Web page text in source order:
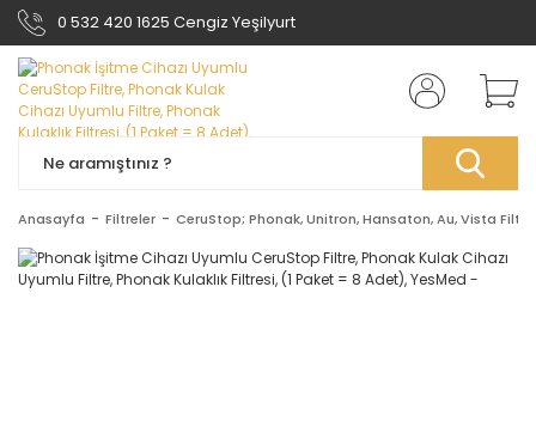
0 532 420 1625 Cengiz Yeşilyurt
Anasayfa Filtreler CeruStop; Phonak, Unitron, Hansaton, Au, Vista